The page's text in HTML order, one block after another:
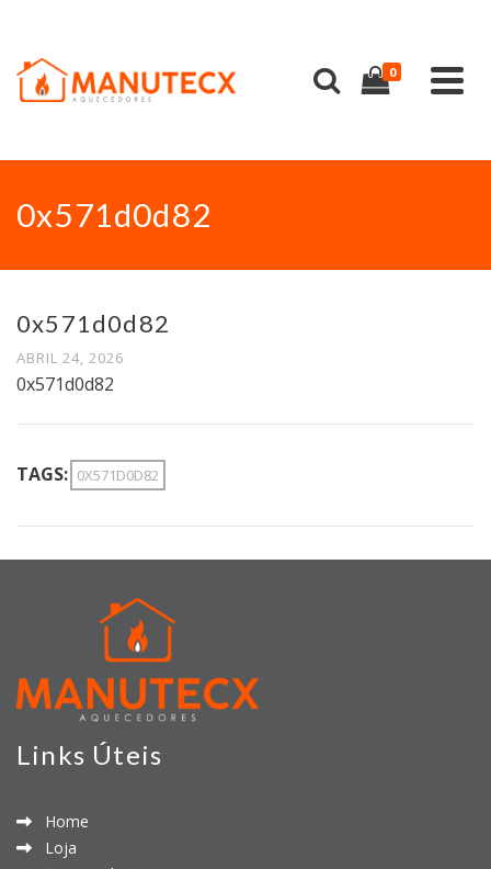
0
0x571d0d82
0x571d0d82
ABRIL 24, 2026
0x571d0d82
TAGS: 0X571D0D82
Links Úteis
Home
Loja